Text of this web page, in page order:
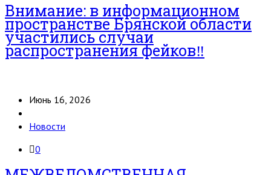
Внимание: в информационном
пространстве Брянской области
участились случаи
распространения фейков‼️
Июнь 16, 2026
Новости
0